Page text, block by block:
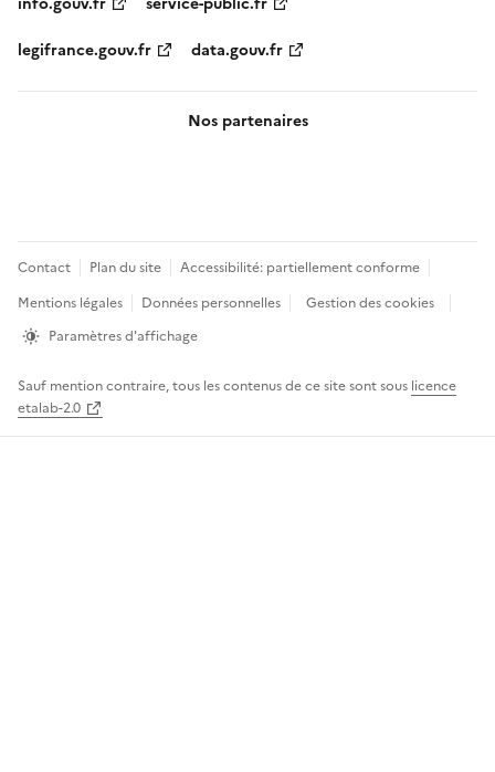
legifrance.gouv.fr
data.gouv.fr
Nos partenaires
Pied
de
page
Contact Plan du site
Accessibilité: partiellement conforme
Mentions légales
Données personnelles
Gestion des cookies
Paramètres d'affichage
Sauf mention contraire, tous les contenus de ce site sont sous licence
etalab-2.0